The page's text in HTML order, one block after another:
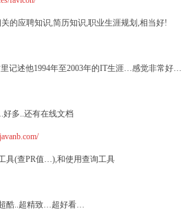
的应聘知识,简历知识,职业生涯规划,相当好!
记述他1994年至2003年的IT生涯…感觉非常好…
多..还有在线文档
具(查PR值…),和使用查询工具
酷..超精致…超好看…